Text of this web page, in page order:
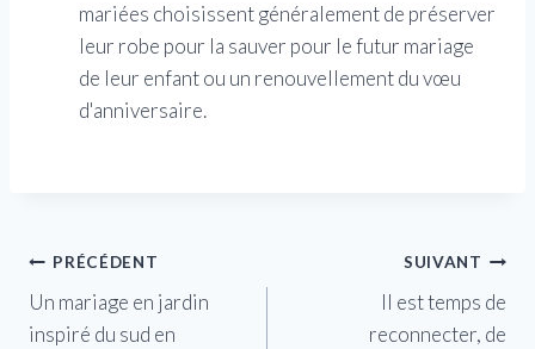
mariées choisissent généralement de préserver
leur robe pour la sauver pour le futur mariage
de leur enfant ou un renouvellement du vœu
d'anniversaire.
Navigation
de
PRÉCÉDENT
Un mariage en jardin
inspiré du sud en
SUIVANT
Il est temps de
reconnecter, de